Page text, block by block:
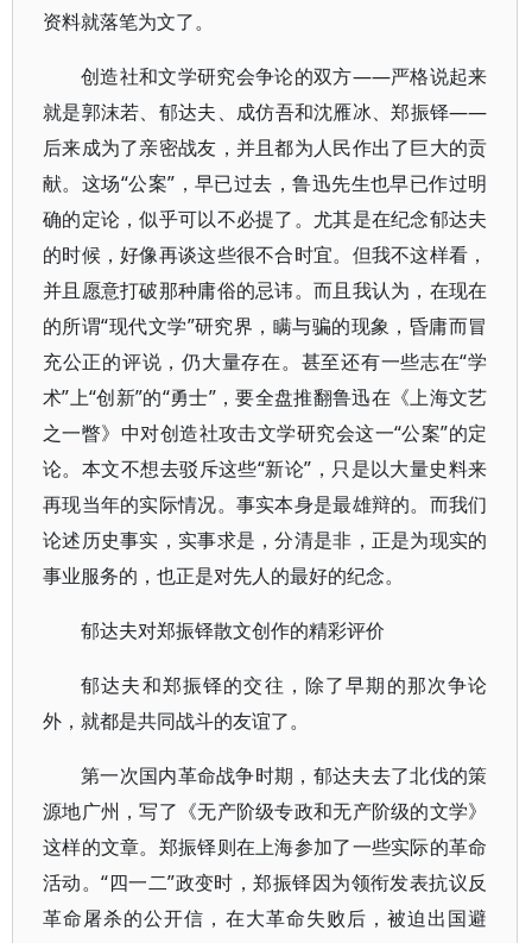
资料就落笔为文了。
创造社和文学研究会争论的双方——严格说起来
就是郭沫若、郁达夫、成仿吾和沈雁冰、郑振铎——
后来成为了亲密战友，并且都为人民作出了巨大的贡
献。这场“公案”，早已过去，鲁迅先生也早已作过明
确的定论，似乎可以不必提了。尤其是在纪念郁达夫
的时候，好像再谈这些很不合时宜。但我不这样看，
并且愿意打破那种庸俗的忌讳。而且我认为，在现在
的所谓“现代文学”研究界，瞒与骗的现象，昏庸而冒
充公正的评说，仍大量存在。甚至还有一些志在“学
术”上“创新”的“勇士”，要全盘推翻鲁迅在《上海文艺
之一瞥》中对创造社攻击文学研究会这一“公案”的定
论。本文不想去驳斥这些“新论”，只是以大量史料来
再现当年的实际情况。事实本身是最雄辩的。而我们
论述历史事实，实事求是，分清是非，正是为现实的
事业服务的，也正是对先人的最好的纪念。
郁达夫对郑振铎散文创作的精彩评价
郁达夫和郑振铎的交往，除了早期的那次争论
外，就都是共同战斗的友谊了。
第一次国内革命战争时期，郁达夫去了北伐的策
源地广州，写了《无产阶级专政和无产阶级的文学》
这样的文章。郑振铎则在上海参加了一些实际的革命
活动。“四一二”政变时，郑振铎因为领衔发表抗议反
革命屠杀的公开信，在大革命失败后，被迫出国避